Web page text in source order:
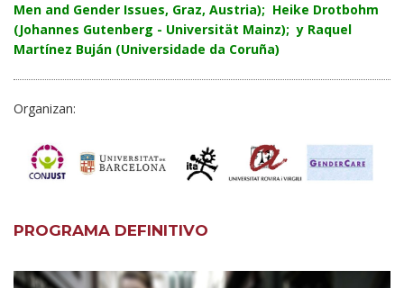
Men and Gender Issues, Graz, Austria); Heike Drotbohm
(Johannes Gutenberg - Universität Mainz); y Raquel
Martínez Buján (Universidade da Coruña)
Organizan:
PROGRAMA DEFINITIVO